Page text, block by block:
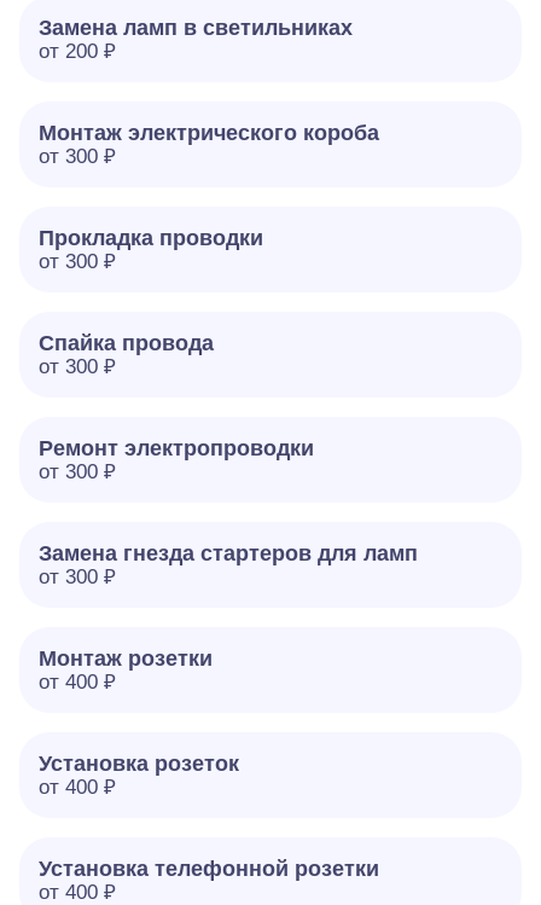
Замена ламп в светильниках
от 200 ₽
Монтаж электрического короба
от 300 ₽
Прокладка проводки
от 300 ₽
Спайка провода
от 300 ₽
Ремонт электропроводки
от 300 ₽
Замена гнезда стартеров для ламп
от 300 ₽
Монтаж розетки
от 400 ₽
Установка розеток
от 400 ₽
Установка телефонной розетки
от 400 ₽